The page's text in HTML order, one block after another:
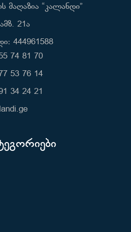
მაღაზია “კალანდი”
21ა
444961588
74 81 70
53 76 14
34 24 21